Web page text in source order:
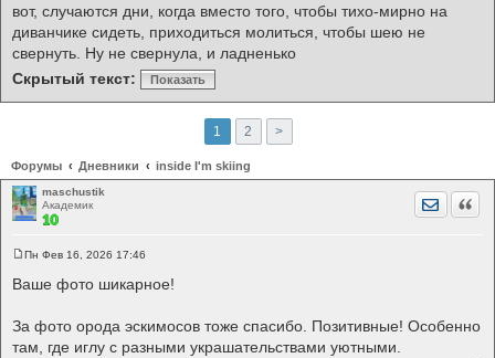
вот, случаются дни, когда вместо того, чтобы тихо-мирно на
диванчике сидеть, приходиться молиться, чтобы шею не
свернуть. Ну не свернула, и ладненько
Скрытый текст:
Показать
1 2 >
Форумы Дневники inside I'm skiing
maschustik
Академик
о
е
н
Пн Фев 16, 2026 17:46
Ваше фото шикарное!
За фото орода эскимосов тоже спасибо. Позитивные! Особенно
там, где иглу с разными украшательствами уютными.